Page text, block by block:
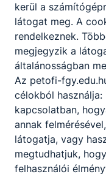
fejlesztése,
Informatikai
hozzáállás,
együttműködési
A
kerül a
látogat meg. A
rendelkeznek.
megjegyzik a
általánosságban
Az petofi-
célokból
kapcsolatban,
annak
látogatja, vagy
megtudhatjuk,
felhasználói